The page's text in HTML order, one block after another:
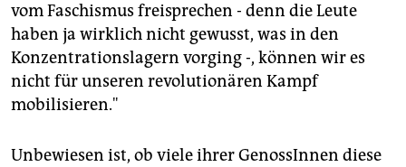
vom Faschismus freisprechen - denn die Leute
haben ja wirklich nicht gewusst, was in den
Konzentrationslagern vorging -, können wir es
nicht für unseren revolutionären Kampf
mobilisieren."
Unbewiesen ist, ob viele ihrer GenossInnen diese